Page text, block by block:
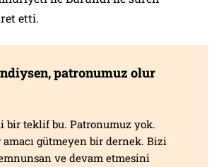
etti.
patronumuz olur
bir teklif bu. Patronumuz yok.
gütmeyen bir dernek. Bizi
ve devam etmesini